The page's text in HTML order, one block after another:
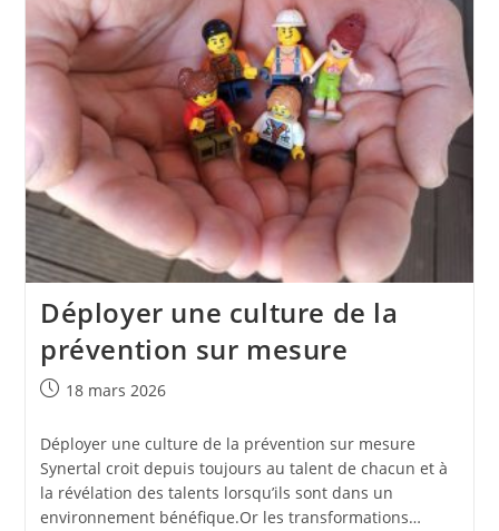
Une
Alternative
La
Certification
(selon
ISO17050)
?
Déployer une culture de la
prévention sur mesure
Publication
18 mars 2026
Déployer une culture de la prévention sur mesure
Synertal croit depuis toujours au talent de chacun et à
la révélation des talents lorsqu’ils sont dans un
environnement bénéfique.Or les transformations…